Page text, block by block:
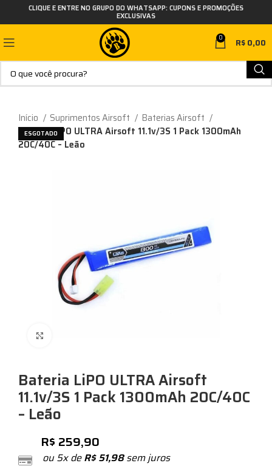
CLIQUE E ENTRE NO GRUPO DO WHATSAPP: CUPONS E PROMOÇÕES
EXCLUSIVAS
0 R$0,00
Início Suprimentos Airsoft
Baterias Airsoft
Bateria LiPO ULTRA Airsoft 11.1v/3S 1 Pack 1300mAh
20C/40C – Leão
ESGOTADO
Bateria LiPO ULTRA Airsoft
11.1v/3S 1 Pack 1300mAh 20C/40C
– Leão
R$ 259,90
ou 5x deR$51,98sem juros